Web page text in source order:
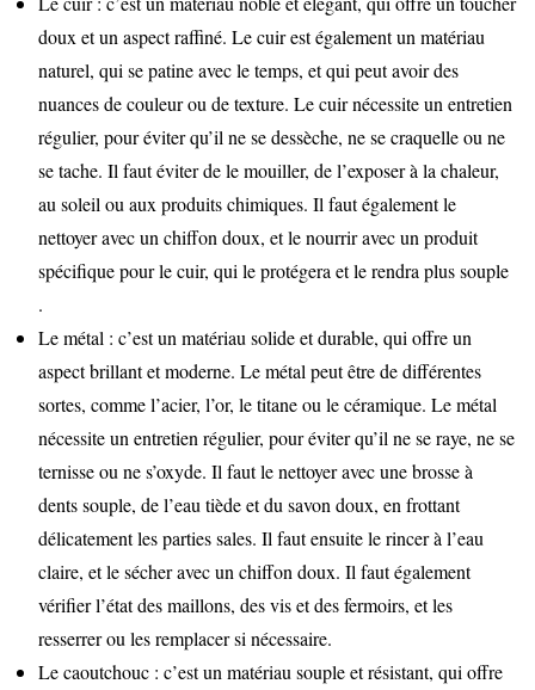
doux et un aspect raffiné. Le cuir est également un matériau
naturel, qui se patine avec le temps, et qui peut avoir des
nuances de couleur ou de texture. Le cuir nécessite un entretien
régulier, pour éviter qu’il ne se dessèche, ne se craquelle ou ne
se tache. Il faut éviter de le mouiller, de l’exposer à la chaleur,
au soleil ou aux produits chimiques. Il faut également le
nettoyer avec un chiffon doux, et le nourrir avec un produit
spécifique pour le cuir, qui le protégera et le rendra plus souple
.
Le métal : c’est un matériau solide et durable, qui offre un
aspect brillant et moderne. Le métal peut être de différentes
sortes, comme l’acier, l’or, le titane ou le céramique. Le métal
nécessite un entretien régulier, pour éviter qu’il ne se raye, ne se
ternisse ou ne s’oxyde. Il faut le nettoyer avec une brosse à
dents souple, de l’eau tiède et du savon doux, en frottant
délicatement les parties sales. Il faut ensuite le rincer à l’eau
claire, et le sécher avec un chiffon doux. Il faut également
vérifier l’état des maillons, des vis et des fermoirs, et les
resserrer ou les remplacer si nécessaire.
Le caoutchouc : c’est un matériau souple et résistant, qui offre